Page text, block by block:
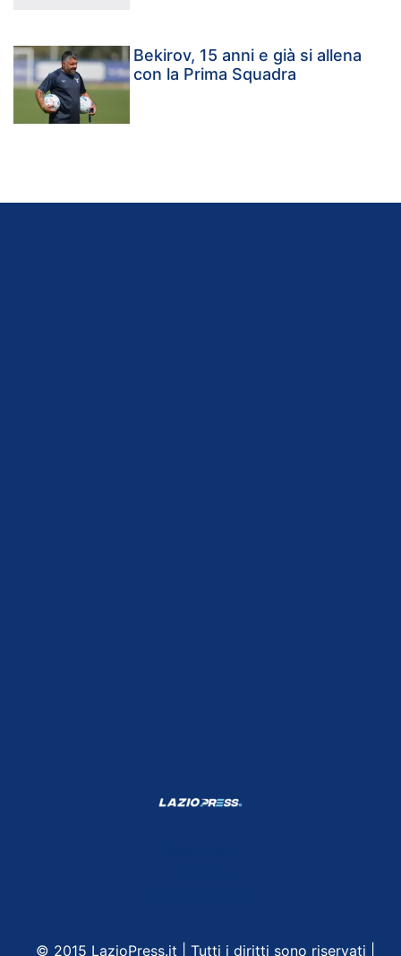
Bekirov, 15 anni e già si allena
con la Prima Squadra
© 2015 LazioPress.it | Tutti i diritti sono riservati |